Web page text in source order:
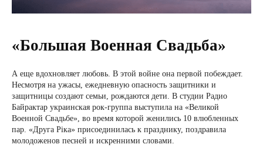
«Большая Военная Свадьба»
А еще вдохновляет любовь. В этой войне она первой побеждает.
Несмотря на ужасы, ежедневную опасность защитники и
защитницы создают семьи, рождаются дети. В студии Радио
Байрактар украинская рок-группа выступила на «Великой
Военной Свадьбе», во время которой женились 10 влюбленных
пар. «Друга Ріка» присоединилась к празднику, поздравила
молодоженов песней и искренними словами.